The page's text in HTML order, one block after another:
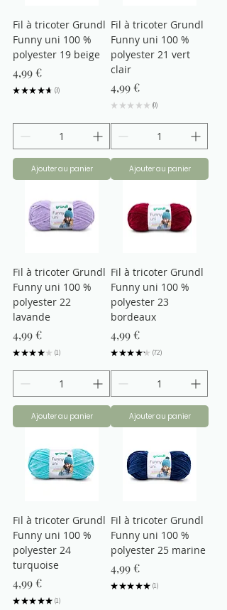
Fil à tricoter Grundl
Funny uni 100 %
polyester 19 beige
Prix
4,99 €
★ ★★ ★★ 3
3
Ajouter au panier
Fil à tricoter Grundl
Funny uni 100 %
polyester 21 vert
clair
Prix
4,99 €
★ ★ ★ ★ ★ 0
0
Ajouter au panier
Fil à tricoter Grundl
Funny uni 100 %
polyester 22
lavande
Prix
4,99 €
★ ★★ ★ ★ 1
1
Ajouter au panier
Fil à tricoter Grundl
Funny uni 100 %
polyester 23
bordeaux
Prix
4,99 €
★ ★★ ★★ 72
72
Ajouter au panier
Fil à tricoter Grundl
Funny uni 100 %
polyester 24
turquoise
Prix
4,99 €
★ ★★ ★★ 1
1
Fil à tricoter Grundl
Funny uni 100 %
polyester 25 marine
Prix
4,99 €
★ ★★ ★★ 1
1